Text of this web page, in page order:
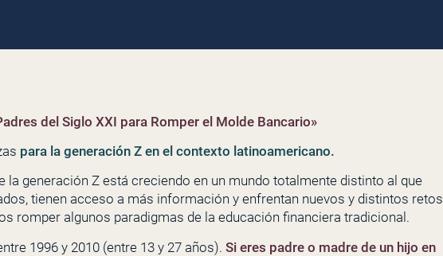
del Siglo XXI para Romper el Molde Bancario»
para la generación Z en el contexto latinoamericano.
la generación Z está creciendo en un mundo totalmente distinto al que
tienen acceso a más información y enfrentan nuevos y distintos retos
romper algunos paradigmas de la educación financiera tradicional.
1996 y 2010 (entre 13 y 27 años). Si eres padre o madre de un hijo en